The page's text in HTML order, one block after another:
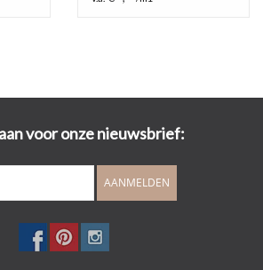
voor onze nieuwsbrief:
AANMELDEN